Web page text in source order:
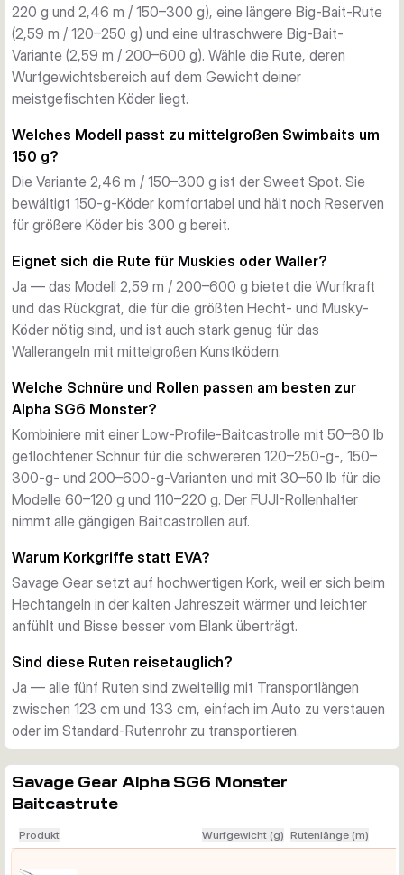
Die Ruten sind mit SeaGuide-CCS-Edelstahlringen und SiN-
(Siliciumnitrid-) Ringeinlagen bestückt, die geflochtene
Hauptschnüre schonen. Der FUJI-Rollenhalter fixiert deine
Baitcastrolle auch unter voller Last sicher.
Griff und Aufbau
und Wärme bei kaltem Wetter. Die zweiteilige Bauweise mit
Transportlängen zwischen 123 cm und 133 cm erleichtert
den Transport.
Modellübersicht
Fünf Modelle decken 2,38–2,59 m Blanklänge und 60–600 g
anpassen kannst — von mittleren Jerkbaits bis zu
übergroßen Big Baits.
220 g und 2,46 m / 150–300 g), eine längere Big-Bait-Rute
(2,59 m / 120–250 g) und eine ultraschwere Big-Bait-
Variante (2,59 m / 200–600 g). Wähle die Rute, deren
Wurfgewichtsbereich auf dem Gewicht deiner
meistgefischten Köder liegt.
Welches Modell passt zu mittelgroßen Swimbaits um
150 g?
Die Variante 2,46 m / 150–300 g ist der Sweet Spot. Sie
bewältigt 150-g-Köder komfortabel und hält noch Reserven
für größere Köder bis 300 g bereit.
Eignet sich die Rute für Muskies oder Waller?
Ja — das Modell 2,59 m / 200–600 g bietet die Wurfkraft
und das Rückgrat, die für die größten Hecht- und Musky-
Köder nötig sind, und ist auch stark genug für das
Wallerangeln mit mittelgroßen Kunstködern.
Welche Schnüre und Rollen passen am besten zur
Alpha SG6 Monster?
Kombiniere mit einer Low-Profile-Baitcastrolle mit 50–80 lb
geflochtener Schnur für die schwereren 120–250-g-, 150–
300-g- und 200–600-g-Varianten und mit 30–50 lb für die
Modelle 60–120 g und 110–220 g. Der FUJI-Rollenhalter
nimmt alle gängigen Baitcastrollen auf.
Warum Korkgriffe statt EVA?
Savage Gear setzt auf hochwertigen Kork, weil er sich beim
Hechtangeln in der kalten Jahreszeit wärmer und leichter
anfühlt und Bisse besser vom Blank überträgt.
Sind diese Ruten reisetauglich?
Ja — alle fünf Ruten sind zweiteilig mit Transportlängen
zwischen 123 cm und 133 cm, einfach im Auto zu verstauen
oder im Standard-Rutenrohr zu transportieren.
Savage Gear Alpha SG6 Monster
Baitcastrute
Produkt Wurfgewicht (g) Rutenlänge (m)